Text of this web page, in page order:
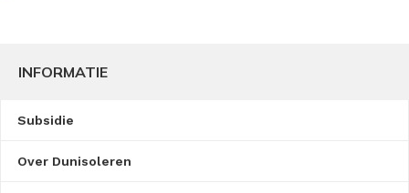
INFORMATIE
Subsidie
Over Dunisoleren